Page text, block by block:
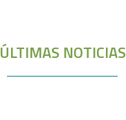
ÚLTIMAS NOTICIAS